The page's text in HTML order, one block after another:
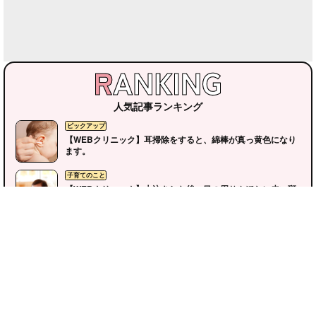
人気記事ランキング
【WEBクリニック】耳掃除をすると、綿棒が真っ黄色になり
ます。
【WEBクリニック】大泣きした後、目の周りやほおに赤い斑